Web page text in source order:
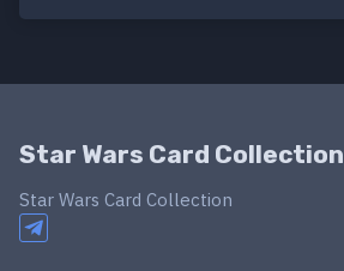
Star Wars Card Collection
Star Wars Card Collection